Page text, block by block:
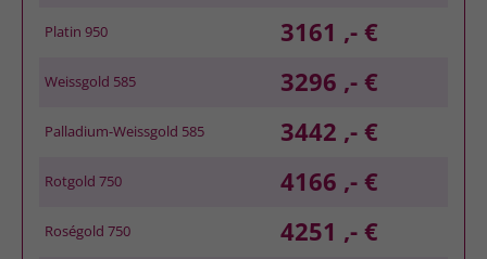
Platin 950 3161 ,- €
Weissgold 585 3296 ,- €
Palladium-Weissgold 585 3442 ,- €
Rotgold 750 4166 ,- €
Roségold 750 4251 ,- €